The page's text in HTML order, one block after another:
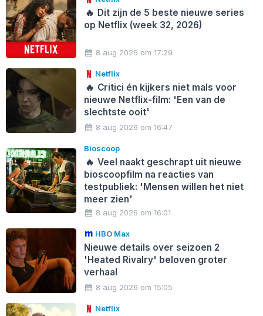
🔥 Dit zijn de 5 beste nieuwe series
op Netflix (week 32, 2026)
8 aug 2026 om 17:29
Netflix
🔥 Critici én kijkers niet mals voor
nieuwe Netflix-film: 'Een van de
slechtste ooit'
8 aug 2026 om 16:47
Bioscoop
🔥 Veel naakt geschrapt uit nieuwe
bioscoopfilm na reacties van
testpubliek: 'Mensen willen het niet
meer zien'
8 aug 2026 om 16:01
HBO Max
Nieuwe details over seizoen 2
'Heated Rivalry' beloven groter
verhaal
8 aug 2026 om 15:05
Netflix